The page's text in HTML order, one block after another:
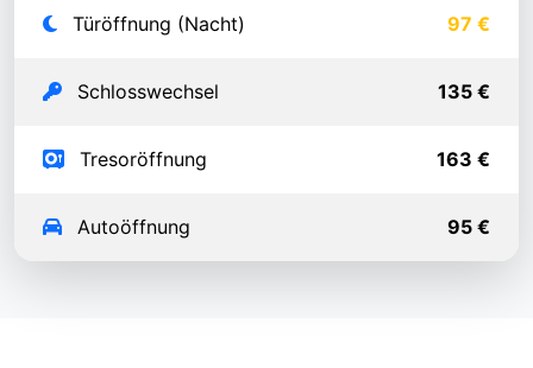
Türöffnung (Nacht) 97 €
Schlosswechsel 135 €
Tresoröffnung 163 €
Autoöffnung 95 €